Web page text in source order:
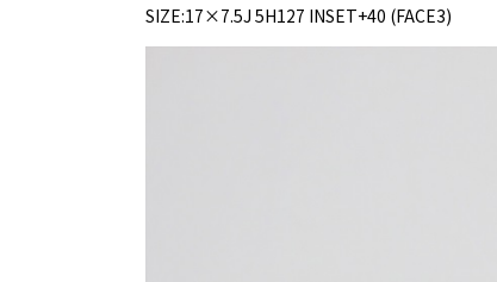
SIZE:17×7.5J 5H127 INSET+40 (FACE3)